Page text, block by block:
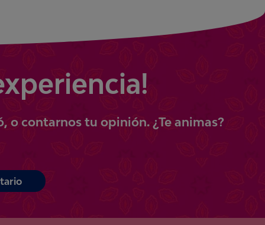
o contarnos tu opinión. ¿Te animas?